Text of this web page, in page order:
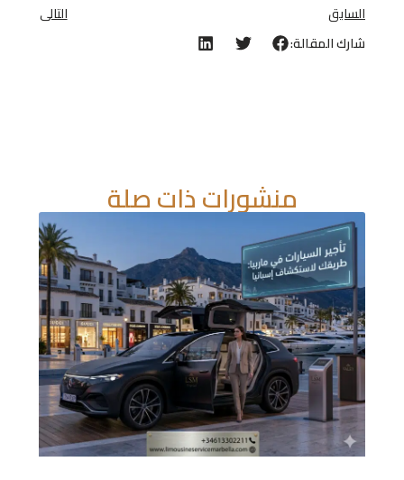
السابق
التالى
شارك المقالة:
منشورات ذات صلة